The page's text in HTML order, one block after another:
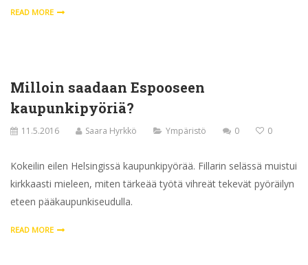
READ MORE
Milloin saadaan Espooseen
kaupunkipyöriä?
11.5.2016 Saara Hyrkkö Ympäristö 0 0
Kokeilin eilen Helsingissä kaupunkipyörää. Fillarin selässä muistui
kirkkaasti mieleen, miten tärkeää työtä vihreät tekevät pyöräilyn
eteen pääkaupunkiseudulla.
READ MORE